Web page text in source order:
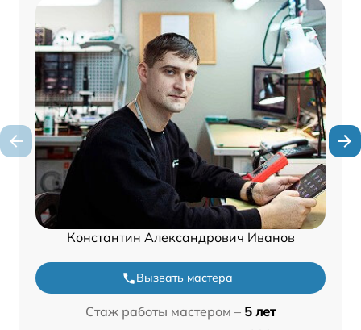
Константин Александрович Иванов
Вызвать мастера
Стаж работы мастером – 5 лет